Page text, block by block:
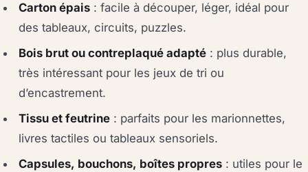
Carton épais : facile à découper, léger, idéal pour
des tableaux, circuits, puzzles.
Bois brut ou contreplaqué adapté : plus durable,
très intéressant pour les jeux de tri ou
d’encastrement.
Tissu et feutrine : parfaits pour les marionnettes,
livres tactiles ou tableaux sensoriels.
Capsules, bouchons, boîtes propres : utiles pour le